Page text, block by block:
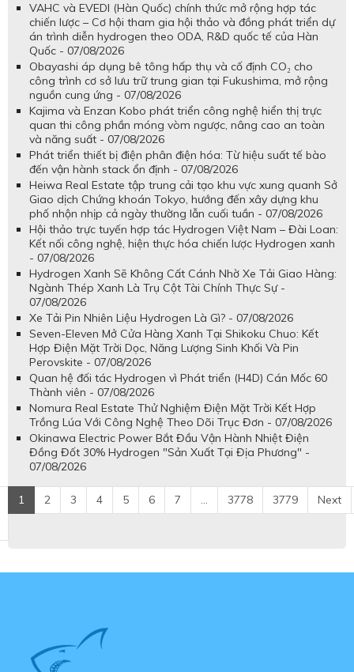
VAHC và EVEDI (Hàn Quốc) chính thức mở rộng hợp tác
chiến lược – Cơ hội tham gia hội thảo và đồng phát triển dự
án trình diễn hydrogen theo ODA, R&D quốc tế của Hàn
Quốc - 07/08/2026
Obayashi áp dụng bê tông hấp thụ và cố định CO₂ cho
công trình cơ sở lưu trữ trung gian tại Fukushima, mở rộng
nguồn cung ứng - 07/08/2026
Kajima và Enzan Kobo phát triển công nghệ hiển thị trực
quan thi công phần móng vòm ngược, nâng cao an toàn
và năng suất - 07/08/2026
Phát triển thiết bị điện phân điện hóa: Từ hiệu suất tế bào
đến vận hành stack ổn định - 07/08/2026
Heiwa Real Estate tập trung cải tạo khu vực xung quanh Sở
Giao dịch Chứng khoán Tokyo, hướng đến xây dựng khu
phố nhộn nhịp cả ngày thường lẫn cuối tuần - 07/08/2026
Hội thảo trực tuyến hợp tác Hydrogen Việt Nam – Đài Loan:
Kết nối công nghệ, hiện thực hóa chiến lược Hydrogen xanh
- 07/08/2026
Hydrogen Xanh Sẽ Không Cất Cánh Nhờ Xe Tải Giao Hàng:
Ngành Thép Xanh Là Trụ Cột Tài Chính Thực Sự -
07/08/2026
Xe Tải Pin Nhiên Liệu Hydrogen Là Gì? - 07/08/2026
Seven-Eleven Mở Cửa Hàng Xanh Tại Shikoku Chuo: Kết
Hợp Điện Mặt Trời Dọc, Năng Lượng Sinh Khối Và Pin
Perovskite - 07/08/2026
Quan hệ đối tác Hydrogen vì Phát triển (H4D) Cán Mốc 60
Thành viên - 07/08/2026
Nomura Real Estate Thử Nghiệm Điện Mặt Trời Kết Hợp
Trồng Lúa Với Công Nghệ Theo Dõi Trục Đơn - 07/08/2026
Okinawa Electric Power Bắt Đầu Vận Hành Nhiệt Điện
Đồng Đốt 30% Hydrogen "Sản Xuất Tại Địa Phương" -
07/08/2026
1 2 3 4 5 6 7 ... 3778 3779 Next